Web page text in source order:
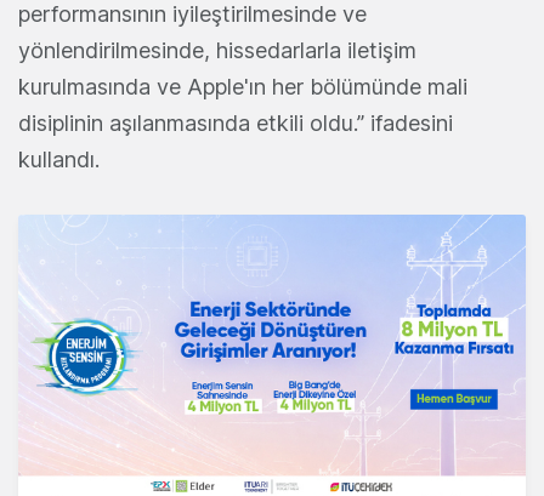
performansının iyileştirilmesinde ve
yönlendirilmesinde, hissedarlarla iletişim
kurulmasında ve Apple'ın her bölümünde mali
disiplinin aşılanmasında etkili oldu.” ifadesini
kullandı.